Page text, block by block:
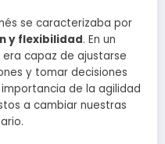
se caracterizaba por
y flexibilidad. En un
capaz de ajustarse
y tomar decisiones
de la agilidad
a cambiar nuestras